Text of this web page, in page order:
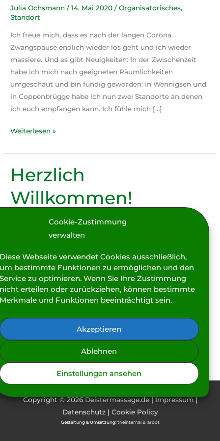
Cookie-Zustimmung
verwalten
Webseite verwendet Cookies ausschließlich,
bestimmte Funktionen zu ermöglichen und den
zu optimieren. Wenn Sie Ihre Zustimmung
erteilen oder zurückziehen, können bestimmte
und Funktionen beeinträchtigt sein.
Akzeptieren
Ablehnen
Einstellungen ansehen
Julia Ochsmann/14. Mai 2020/Organisatorisches,
Standort
Ich freue mich, dass es nach der langen Corona
Zwangspause endlich wieder los geht und ich wieder
massiere. Und es gibt Neuigkeiten: In der Zwischenzeit
habe ich mich nach geeigneten Räumlichkeiten
umgeschaut und bin fündig geworden: In Wennigsen und
in Coppenbrügge habe ich nun zwei Standorte an denen
ich euch empfangen kann. Ich fühle mich […]
Träume
Räume
Weiterlesen »
Herzlich
Willkommen!
Julia Ochsmann / 7. Mai 2020
Hallo Welt! Eigentlich hatte ich ursprünglich gar nicht
COVID-19 und den damit verbundenen Anfragen, die mich
seit Beginn des Lockdowns erreichen, scheint es durchaus
sinnvoll zu sein auch auf diesem Wege mit Dir liebe(r)
Interessent/in zu kommunizieren. Ich werde versuchen,
Willkommen!
Copyright © 2026 Deistermassage.de| Impressum|
Datenschutz| Cookie Policy
Gestaltung & Umsetzung:theinternal&laroot